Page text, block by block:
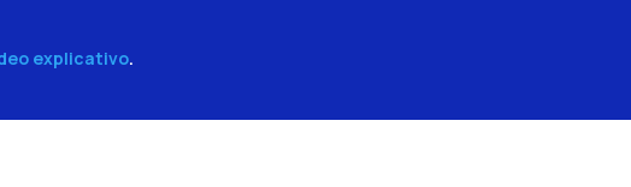
explicativo.